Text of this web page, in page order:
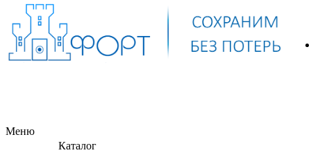
Меню
Каталог